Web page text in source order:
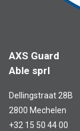
AXS Guard
Able sprl
Dellingstraat 28B
2800 Mechelen
+32 15 50 44 00